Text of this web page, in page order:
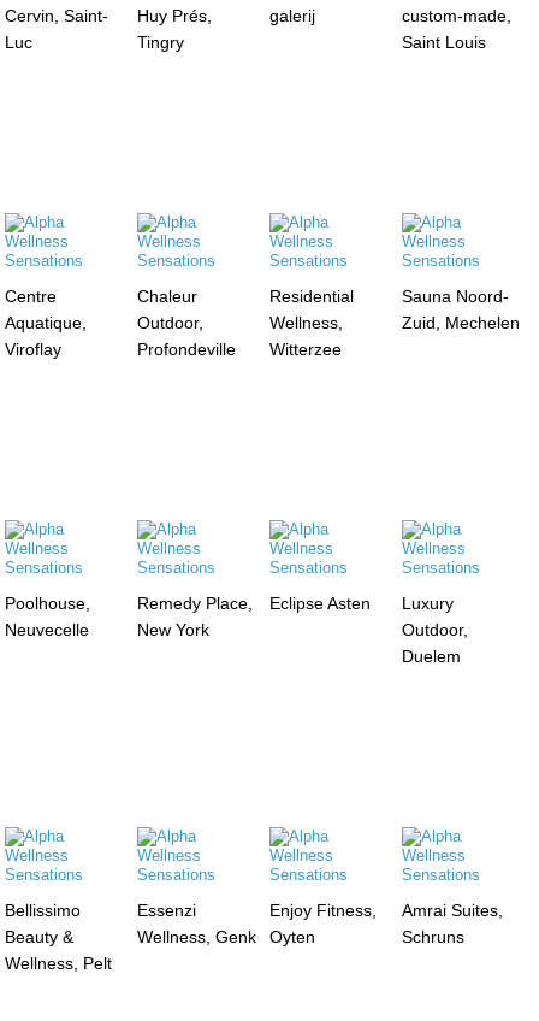
Cervin, Saint-
Luc
Huy Prés,
Tingry
galerij
custom-made,
Saint Louis
Centre
Aquatique,
Viroflay
Chaleur
Outdoor,
Profondeville
Residential
Wellness,
Witterzee
Sauna Noord-
Zuid, Mechelen
Poolhouse,
Neuvecelle
Remedy Place,
New York
Eclipse Asten
Luxury
Outdoor,
Duelem
Bellissimo
Beauty &
Wellness, Pelt
Essenzi
Wellness, Genk
Enjoy Fitness,
Oyten
Amrai Suites,
Schruns